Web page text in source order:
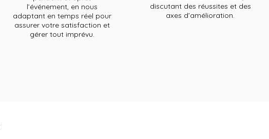
l’événement, en nous
adaptant en temps réel pour
assurer votre satisfaction et
gérer tout imprévu.
discutant des réussites et des
axes d’amélioration.